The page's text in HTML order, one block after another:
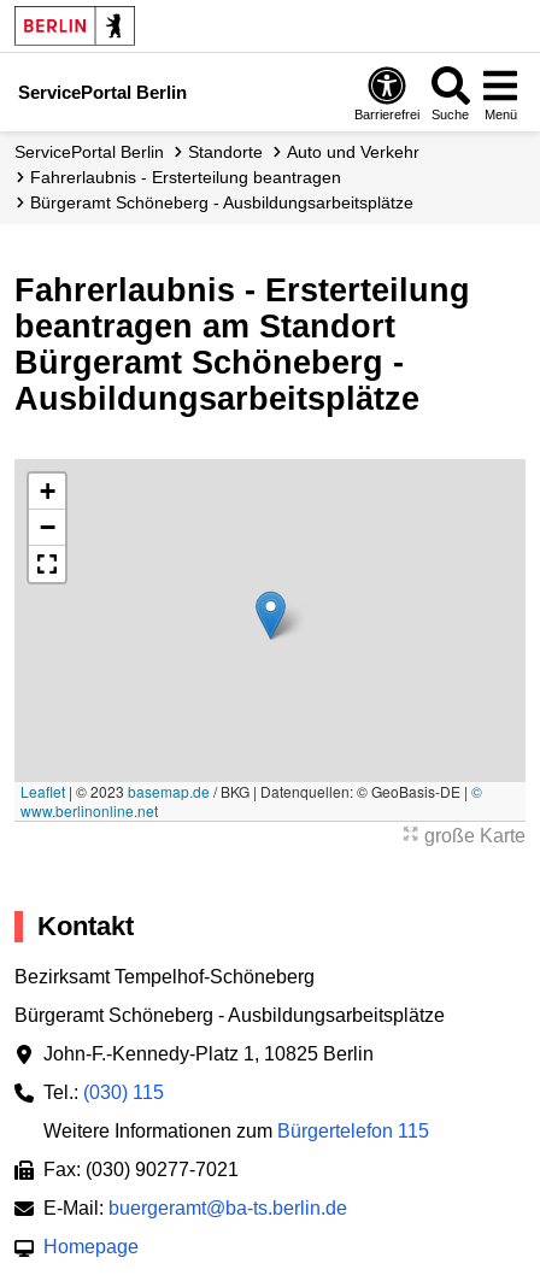
ServicePortal Berlin
Barrierefrei Suche Menü
ServicePortal Berlin Standorte
Auto und Verkehr
Fahrerlaubnis - Ersterteilung beantragen
Bürgeramt Schöneberg - Ausbildungsarbeitsplätze
Fahrerlaubnis - Ersterteilung
beantragen am Standort
Bürgeramt Schöneberg -
Ausbildungsarbeitsplätze
+
−
Leaflet | © 2023 basemap.de/ BKG | Datenquellen: © GeoBasis-DE | ©
www.berlinonline.net
große Karte
Kontakt
Bezirksamt Tempelhof-Schöneberg
Bürgeramt Schöneberg - Ausbildungsarbeitsplätze
John-F.-Kennedy-Platz 1, 10825 Berlin
Tel.: (030) 115
Weitere Informationen zum Bürgertelefon 115
Fax: (030) 90277-7021
E-Mail: buergeramt@ba-ts.berlin.de
Homepage